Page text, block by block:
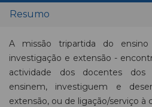
Resumo
A missão tripartida do
investigação e extensão -
actividade dos docentes
ensinem, investiguem e
extensão, ou de ligação/serviço à